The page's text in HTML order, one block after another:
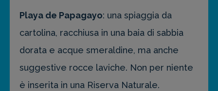
Playa de Papagayo: una spiaggia da
cartolina, racchiusa in una baia di sabbia
dorata e acque smeraldine, ma anche
suggestive rocce laviche. Non per niente
è inserita in una Riserva Naturale.